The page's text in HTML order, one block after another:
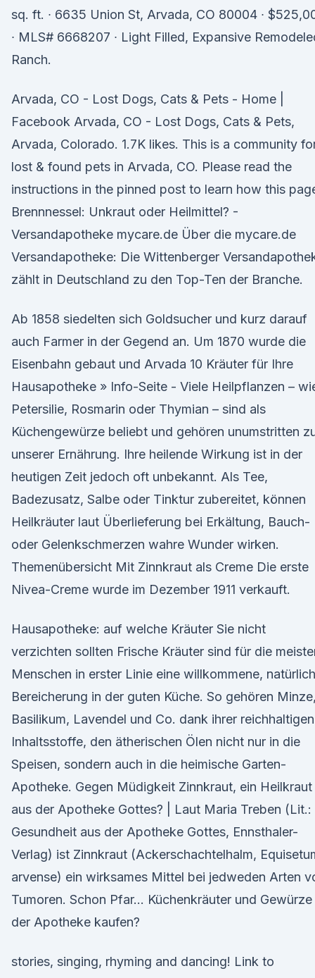
sq. ft. ∙ 6635 Union St, Arvada, CO 80004 ∙
∙ MLS# 6668207 ∙ Light Filled, Expansive
Ranch.
Arvada, CO - Lost Dogs, Cats & Pets - Home |
Facebook Arvada, CO - Lost Dogs, Cats & Pets,
Arvada, Colorado. 1.7K likes. This is a community
lost & found pets in Arvada, CO. Please read the
instructions in the pinned post to learn how this
Brennnessel: Unkraut oder Heilmittel? -
Versandapotheke mycare.de Über die mycare.de
Versandapotheke: Die Wittenberger
zählt in Deutschland zu den Top-Ten der Branche.
Ab 1858 siedelten sich Goldsucher und kurz darauf
auch Farmer in der Gegend an. Um 1870 wurde die
Eisenbahn gebaut und Arvada 10 Kräuter für Ihre
Hausapotheke » Info-Seite - Viele Heilpflanzen –
Petersilie, Rosmarin oder Thymian – sind als
Küchengewürze beliebt und gehören unumstritten
unserer Ernährung. Ihre heilende Wirkung ist in der
heutigen Zeit jedoch oft unbekannt. Als Tee,
Badezusatz, Salbe oder Tinktur zubereitet, können
Heilkräuter laut Überlieferung bei Erkältung, Bauch-
oder Gelenkschmerzen wahre Wunder wirken.
Themenübersicht Mit Zinnkraut als Creme Die erste
Nivea-Creme wurde im Dezember 1911 verkauft.
Hausapotheke: auf welche Kräuter Sie nicht
verzichten sollten Frische Kräuter sind für die
Menschen in erster Linie eine willkommene,
Bereicherung in der guten Küche. So gehören Minze,
Basilikum, Lavendel und Co. dank ihrer reichhaltigen
Inhaltsstoffe, den ätherischen Ölen nicht nur in die
Speisen, sondern auch in die heimische Garten-
Apotheke. Gegen Müdigkeit Zinnkraut, ein Heilkraut
aus der Apotheke Gottes? | Laut Maria Treben (Lit.:
Gesundheit aus der Apotheke Gottes, Ennsthaler-
Verlag) ist Zinnkraut (Ackerschachtelhalm,
arvense) ein wirksames Mittel bei jedweden Arten
Tumoren. Schon Pfar… Küchenkräuter und Gewürze
der Apotheke kaufen?
stories, singing, rhyming and dancing! Link to